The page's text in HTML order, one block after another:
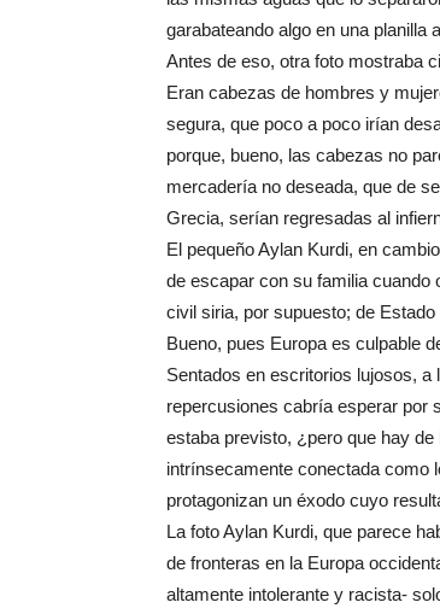
garabateando algo en una planilla
Antes de eso, otra foto mostraba
Eran cabezas de hombres y
segura, que poco a poco irían
porque, bueno, las cabezas no
mercadería no deseada, que de
Grecia, serían regresadas al
El pequeño Aylan Kurdi, en
de escapar con su familia cuando
civil siria, por supuesto; de
Bueno, pues Europa es culpable
Sentados en escritorios lujosos,
repercusiones cabría esperar por
estaba previsto, ¿pero que hay
intrínsecamente conectada como
protagonizan un éxodo cuyo
La foto Aylan Kurdi, que parece
de fronteras en la Europa
altamente intolerante y racista-